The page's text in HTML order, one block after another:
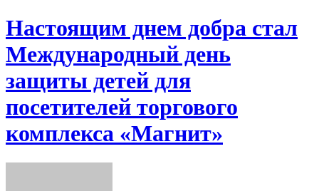
Настоящим днем добра стал
Международный день
защиты детей для
посетителей торгового
комплекса «Магнит»